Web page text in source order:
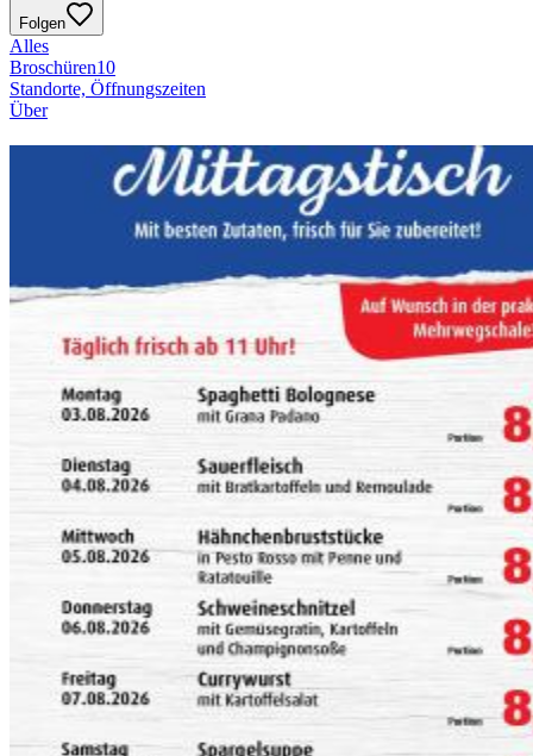
Folgen
Alles
Broschüren10
Standorte, Öffnungszeiten
Über